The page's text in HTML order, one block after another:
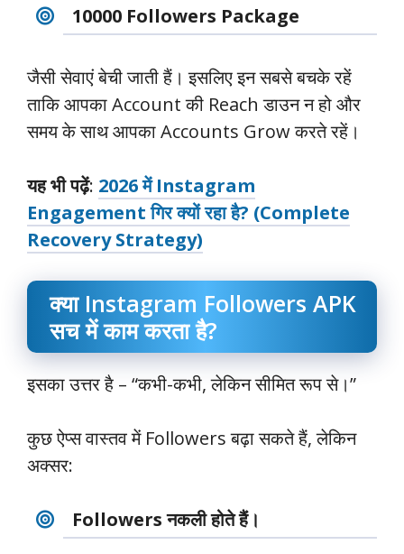
10000 Followers Package
जैसी सेवाएं बेची जाती हैं। इसलिए इन सबसे बचके रहें
ताकि आपका Account की Reach डाउन न हो और
समय के साथ आपका Accounts Grow करते रहें।
यह भी पढ़ें: 2026 में Instagram
Engagement गिर क्यों रहा है? (Complete
Recovery Strategy)
क्या Instagram Followers APK
सच में काम करता है?
इसका उत्तर है – “कभी-कभी, लेकिन सीमित रूप से।”
कुछ ऐप्स वास्तव में Followers बढ़ा सकते हैं, लेकिन
अक्सर:
Followers नकली होते हैं।